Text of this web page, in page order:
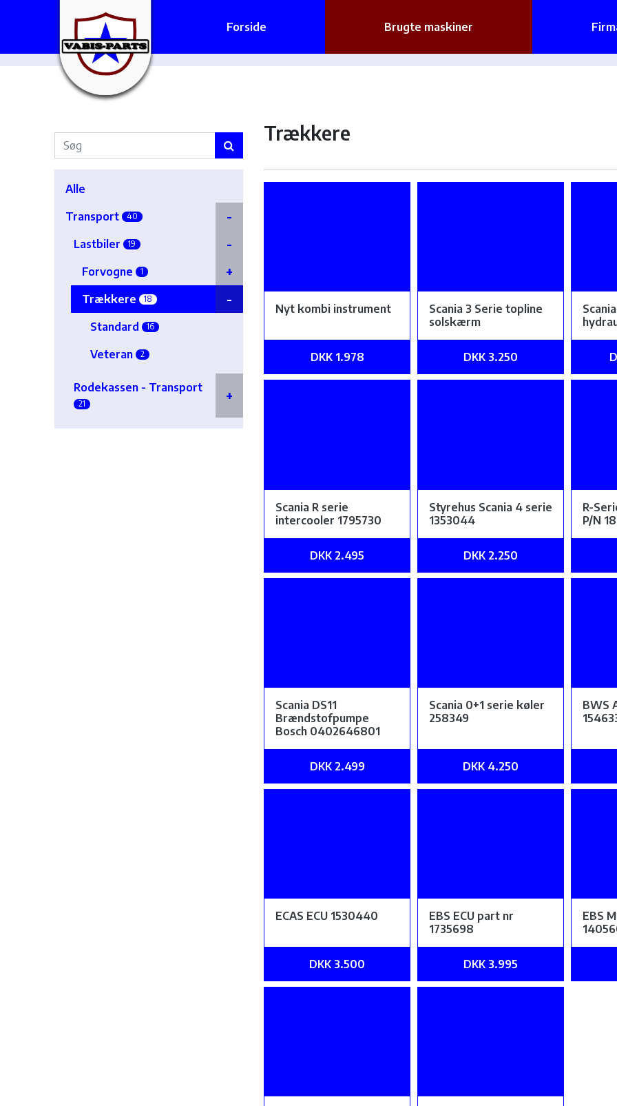
Forside Brugte maskiner
Alle
Transport
40
Lastbiler 19
Forvogne 1
Trækkere 18
Standard 16
Veteran 2
Rodekassen - Transport
21
Trækkere
Nyt kombi instrument
DKK 1.978
Scania 3 Serie topline
solskærm
DKK 3.250
Scania R serie
intercooler 1795730
DKK 2.495
Styrehus Scania 4 serie
1353044
DKK 2.250
R-
P/N
Scania DS11
Brændstofpumpe
Bosch 0402646801
DKK 2.499
Scania 0+1 serie køler
258349
DKK 4.250
BWS
ECAS ECU 1530440
DKK 3.500
EBS ECU part nr
1735698
DKK 3.995
EBS